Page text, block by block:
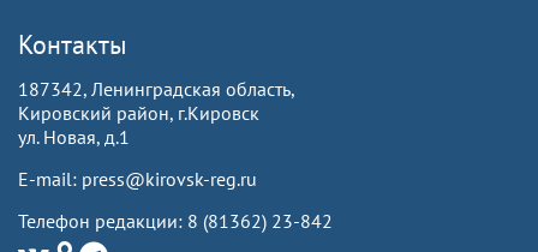
Контакты
187342, Ленинградская область,
Кировский район, г.Кировск
ул. Новая, д.1
E-mail: press@kirovsk-reg.ru
Телефон редакции: 8 (81362) 23-842